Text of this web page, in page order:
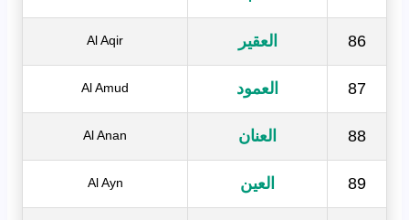
86 العقير Al Aqir
87 العمود Al Amud
88 العنان Al Anan
89 العين Al Ayn